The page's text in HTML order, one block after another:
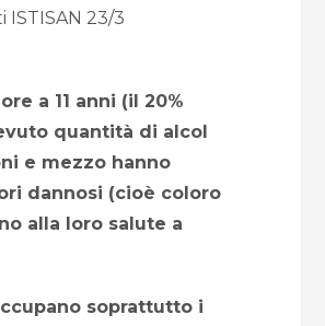
ISTISAN 23/3
a 11 anni (il 20%
quantità di alcol
e mezzo hanno
dannosi (cioè coloro
alla loro salute a
soprattutto i